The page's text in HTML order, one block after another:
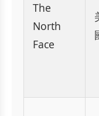
The
North
Face